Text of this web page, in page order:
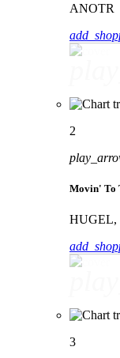
ANOTR
2
Movin' To
HUGEL,
3